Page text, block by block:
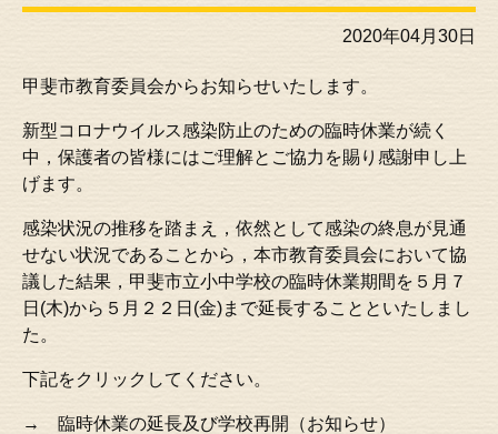
2020年04月30日
甲斐市教育委員会からお知らせいたします。
新型コロナウイルス感染防止のための臨時休業が続く
中，保護者の皆様にはご理解とご協力を賜り感謝申し上
げます。
感染状況の推移を踏まえ，依然として感染の終息が見通
せない状況であることから，本市教育委員会において協
議した結果，甲斐市立小中学校の臨時休業期間を５月７
日(木)から５月２２日(金)まで延長することといたしまし
た。
下記をクリックしてください。
→ 臨時休業の延長及び学校再開（お知らせ）